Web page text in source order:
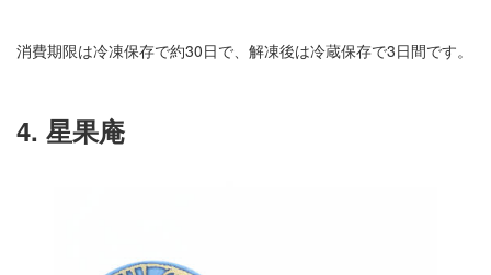
消費期限は冷凍保存で約30日で、解凍後は冷蔵保存で3日間です。
4. 星果庵